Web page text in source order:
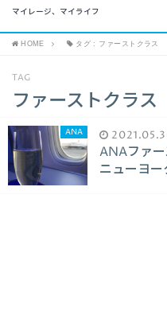
マイレージ、マイライフ
HOME タグ : ファーストクラス
TAG
ファーストクラス
ANA
ANAファ
ニューヨ